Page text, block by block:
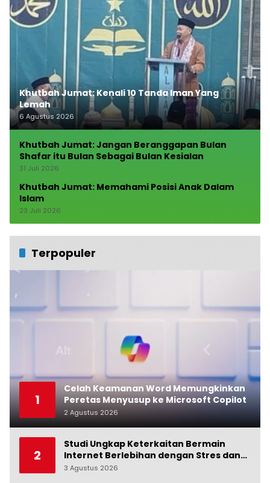
Khutbah Jumat: Kenali 10 Tanda Iman Yang
Lemah
6 Agustus 2026
Khutbah Jumat: Jangan Beranggapan Bulan
Shafar itu Bulan Sebagai Bulan Kesialan
31 Juli 2026
Khutbah Jumat: Memahami Posisi Anak Dalam
Islam
23 Juli 2026
Terpopuler
1
Celah Keamanan Word Memungkinkan
Peretas Menyusup ke Microsoft Copilot
2 Agustus 2026
2
Studi Ungkap Keterkaitan Bermain
Internet Berlebihan dengan Stres dan
Suasana Hati
3 Agustus 2026